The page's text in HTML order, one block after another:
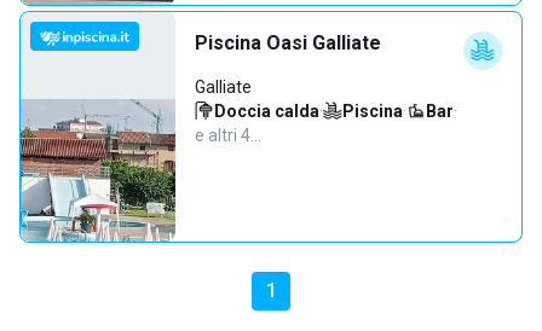
Piscina Oasi Galliate
Galliate
Doccia calda· Piscina· Bar·
e altri 4…
1